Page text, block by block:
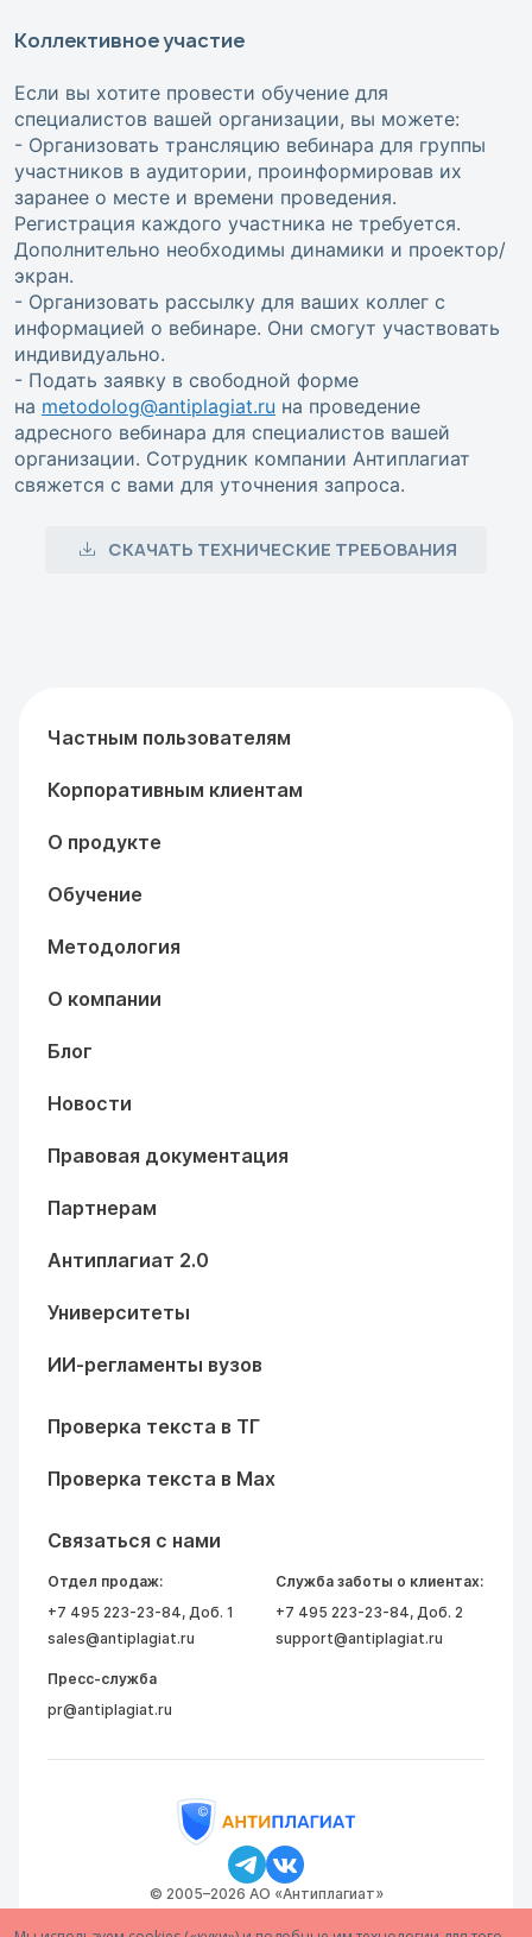
Коллективное участие
Если вы хотите провести обучение для
специалистов вашей организации, вы можете:
- Организовать трансляцию вебинара для группы
участников в аудитории, проинформировав их
заранее о месте и времени проведения.
Регистрация каждого участника не требуется.
Дополнительно необходимы динамики и проектор/
экран.
- Организовать рассылку для ваших коллег с
информацией о вебинаре. Они смогут участвовать
индивидуально.
- Подать заявку в свободной форме
на metodolog@antiplagiat.ru на проведение
адресного вебинара для специалистов вашей
организации. Сотрудник компании Антиплагиат
свяжется с вами для уточнения запроса.
СКАЧАТЬ ТЕХНИЧЕСКИЕ ТРЕБОВАНИЯ
Частным пользователям
Корпоративным клиентам
О продукте
Обучение
Методология
О компании
Блог
Новости
Правовая документация
Партнерам
Антиплагиат 2.0
Университеты
ИИ-регламенты вузов
Проверка текста в ТГ
Проверка текста в Max
Связаться с нами
Отдел продаж:
+7 495 223-23-84, Доб. 1
sales@antiplagiat.ru
Служба заботы о клиентах:
+7 495 223-23-84, Доб. 2
support@antiplagiat.ru
Пресс-служба
pr@antiplagiat.ru
© 2005–2026 АО «Антиплагиат»